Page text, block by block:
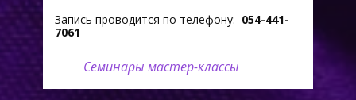
Запись проводится по телефону: 054-441-
7061
Семинары мастер-классы